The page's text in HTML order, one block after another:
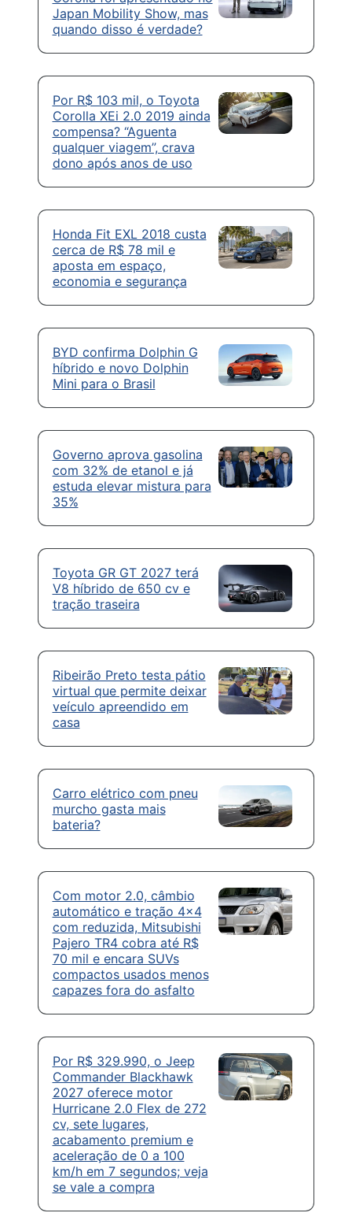
Japan Mobility Show, mas
quando disso é verdade?
Por R$ 103 mil, o Toyota
Corolla XEi 2.0 2019 ainda
compensa? “Aguenta
qualquer viagem”, crava
dono após anos de uso
Honda Fit EXL 2018 custa
cerca de R$ 78 mil e
aposta em espaço,
economia e segurança
BYD confirma Dolphin G
híbrido e novo Dolphin
Mini para o Brasil
Governo aprova gasolina
com 32% de etanol e já
estuda elevar mistura para
35%
Toyota GR GT 2027 terá
V8 híbrido de 650 cv e
tração traseira
Ribeirão Preto testa pátio
virtual que permite deixar
veículo apreendido em
casa
Carro elétrico com pneu
murcho gasta mais
bateria?
Com motor 2.0, câmbio
automático e tração 4×4
com reduzida, Mitsubishi
Pajero TR4 cobra até R$
70 mil e encara SUVs
compactos usados menos
capazes fora do asfalto
Por R$ 329.990, o Jeep
Commander Blackhawk
2027 oferece motor
Hurricane 2.0 Flex de 272
cv, sete lugares,
acabamento premium e
aceleração de 0 a 100
km/h em 7 segundos; veja
se vale a compra